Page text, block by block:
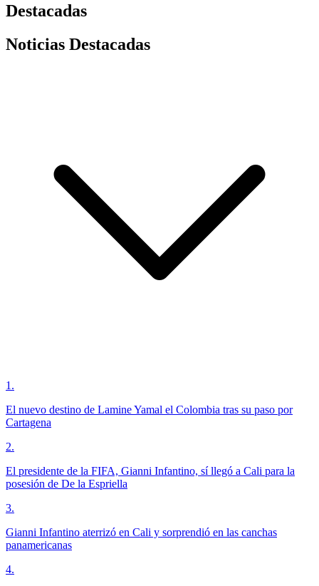
Destacadas
Noticias Destacadas
1 .
El nuevo destino de Lamine Yamal el Colombia tras su paso por
Cartagena
2.
El presidente de la FIFA, Gianni Infantino, sí llegó a Cali para la
posesión de De la Espriella
3.
Gianni Infantino aterrizó en Cali y sorprendió en las canchas
panamericanas
4.